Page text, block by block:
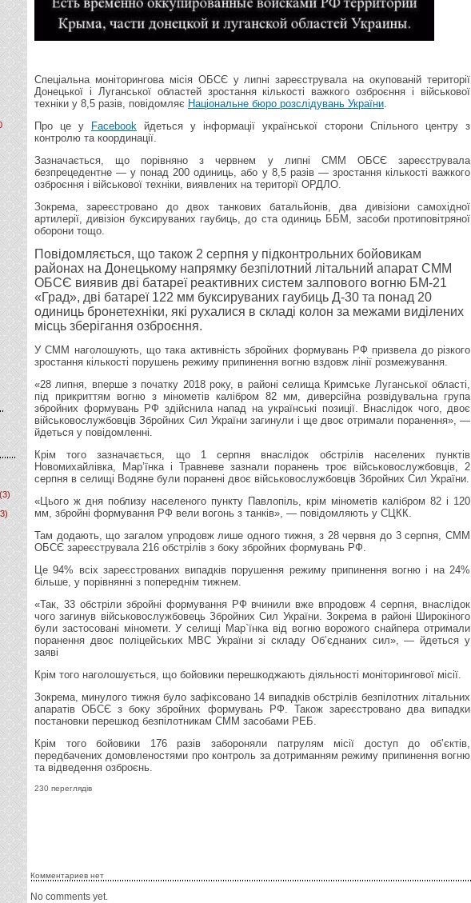
(3)
Спеціальна моніторингова місія ОБСЄ у липні зареєструвала на окупованій території
Донецької і Луганської областей зростання кількості важкого озброєння і військової
техніки у 8,5 разів, повідомляє Національне бюро розслідувань України.
Про це у
Facebook йдеться у інформації української сторони Спільного центру з
контролю та координації.
Зазначається, що порівняно з червнем у липні СММ ОБСЄ зареєструвала
безпрецедентне — у понад 200 одиниць, або у 8,5 разів — зростання кількості важкого
озброєння і військової техніки, виявлених на території ОРДЛО.
Зокрема, зареєстровано до двох танкових батальйонів, два дивізіони самохідної
артилерії, дивізіон буксируваних гаубиць, до ста одиниць ББМ, засоби протиповітряної
оборони тощо.
Повідомляється, що також 2 серпня у підконтрольних бойовикам
районах на Донецькому напрямку безпілотний літальний апарат СММ
ОБСЄ виявив дві батареї реактивних систем залпового вогню БМ-21
«Град», дві батареї 122 мм буксируваних гаубиць Д-30 та понад 20
одиниць бронетехніки, які рухалися в складі колон за межами виділених
місць зберігання озброєння.
У СММ наголошують, що така активність збройних формувань РФ призвела до різкого
зростання кількості порушень режиму припинення вогню вздовж лінії розмежування.
«28 липня, вперше з початку 2018 року, в районі селища Кримське Луганської області,
під прикриттям вогню з мінометів калібром 82 мм, диверсійна розвідувальна група
збройних формувань РФ здійснила напад на українські позиції. Внаслідок чого, двоє
військовослужбовців Збройних Сил України загинули і ще двоє отримали поранення», —
йдеться у повідомленні.
Крім того зазначається, що 1 серпня внаслідок обстрілів населених пунктів
Новомихайлівка, Мар’їнка і Травневе зазнали поранень троє військовослужбовців, 2
серпня в селищі Водяне були поранені двоє військовослужбовців Збройних Сил України.
«Цього ж дня поблизу населеного пункту Павлопіль, крім мінометів калібром 82 і 120
мм, збройні формування РФ вели вогонь з танків», — повідомляють у СЦКК.
Там додають, що загалом упродовж лише одного тижня, з 28 червня до 3 серпня, СММ
ОБСЄ зареєструвала 216 обстрілів з боку збройних формувань РФ.
Це 94% всіх зареєстрованих випадків порушення режиму припинення вогню і на 24%
більше, у порівнянні з попереднім тижнем.
«Так, 33 обстріли збройні формування РФ вчинили вже впродовж 4 серпня, внаслідок
чого загинув військовослужбовець Збройних Сил України. Зокрема в районі Широкіного
були застосовані міномети. У селищі Мар`їнка від вогню ворожого снайпера отримали
поранення двоє поліцейських МВС України зі складу Об’єднаних сил», — йдеться у
заяві
Крім того наголошується, що бойовики перешкоджають діяльності моніторингової місії.
Зокрема, минулого тижня було зафіксовано 14 випадків обстрілів безпілотних літальних
апаратів ОБСЄ з боку збройних формувань РФ. Також зареєстровано два випадки
постановки перешкод безпілотникам СММ засобами РЕБ.
Крім того бойовики 176 разів забороняли патрулям місії доступ до об’єктів,
передбачених домовленостями про контроль за дотриманням режиму припинення вогню
та відведення озброєнь.
230 переглядів
Комментариев нет
No comments yet.